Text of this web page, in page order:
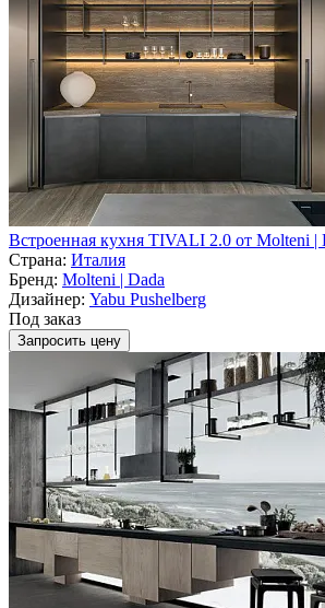
Встроенная кухня TIVALI 2.0 от Molteni
Страна: Италия
Бренд: Molteni | Dada
Дизайнер: Yabu Pushelberg
Под заказ
Запросить цену